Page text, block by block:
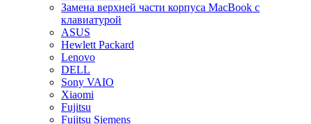
Замена верхней части корпуса MacBook с
клавиатурой
ASUS
Hewlett Packard
Lenovo
DELL
Sony VAIO
Xiaomi
Fujitsu
Fujitsu Siemens